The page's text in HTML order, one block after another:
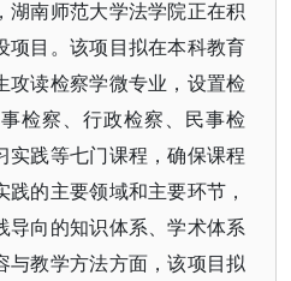
湖南师范大学法学院正在积
项目。该项目拟在本科教育
攻读检察学微专业，设置检
检察、行政检察、民事检
实践等七门课程，确保课程
的主要领域和主要环节，
导向的知识体系、学术体系
与教学方法方面，该项目拟